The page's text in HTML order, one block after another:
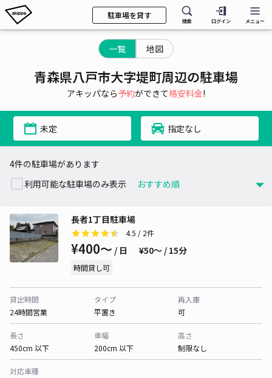
駐車場を貸す
検索 ログイン メニュー
一覧 地図
青森県八戸市大字堤町周辺の駐車場
アキッパなら予約ができて格安料金!
未定 指定なし
4件の駐車場があります
利用可能な駐車場のみ表示
長者1丁目駐車場
4.5 / 2件
¥400〜 / 日 ¥50〜 / 15分
時間貸し可
貸出時間
24時間営業
タイプ
平置き
再入庫
可
長さ
450cm 以下
車幅
200cm 以下
高さ
制限なし
対応車種